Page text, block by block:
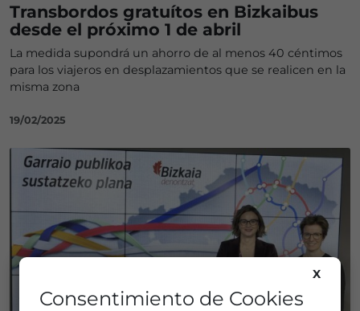
Transbordos gratuítos en Bizkaibus
desde el próximo 1 de abril
La medida supondrá un ahorro de al menos 40 céntimos
para los viajeros en desplazamientos que se realicen en la
misma zona
19/02/2025
X
Consentimiento de Cookies